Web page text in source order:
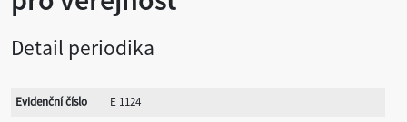
Detail periodika
Evidenční číslo
E 1124